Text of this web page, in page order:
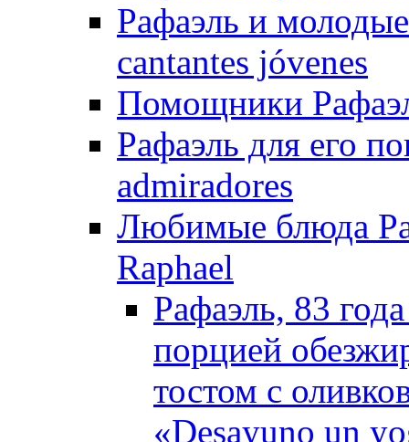
Рафаэль и
cantantes jóvenes
Помощники
Рафаэль для его
admiradores
Любимые блюда
Raphael
Рафаэль, 83
порцией
тостом с
«Desayuno un